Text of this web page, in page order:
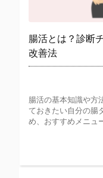
腸活とは？診断
改善法
腸活の基本知識や方
ておきたい自分の腸
め、おすすめメニュ